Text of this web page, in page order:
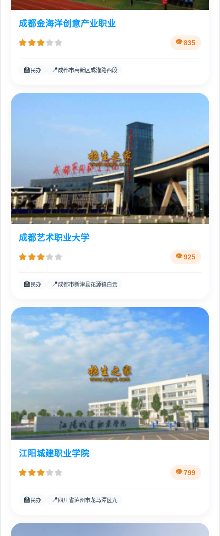
成都金海洋创意产业职业
835
🏫 民办 📍成都市高新区成灌路西段
成都艺术职业大学
925
🏫 民办 📍成都市新津县花源镇白云
江阳城建职业学院
799
🏫 民办 📍四川省泸州市龙马潭区九